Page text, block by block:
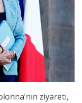
ziyareti,